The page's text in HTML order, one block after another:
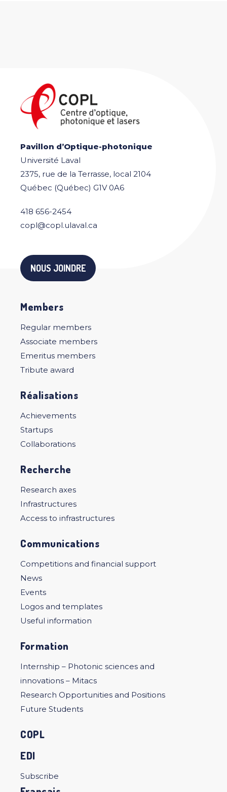
Pavillon d’Optique-photonique
Université Laval
2375, rue de la Terrasse, local 2104
Québec (Québec) G1V 0A6
418 656-2454
copl@copl.ulaval.ca
NOUS JOINDRE
Members
Regular members
Associate members
Emeritus members
Tribute award
Réalisations
Achievements
Startups
Collaborations
Recherche
Research axes
Infrastructures
Access to infrastructures
Communications
Competitions and financial support
News
Events
Logos and templates
Useful information
Formation
Internship – Photonic sciences and
innovations – Mitacs
Research Opportunities and Positions
Future Students
COPL
EDI
Subscribe